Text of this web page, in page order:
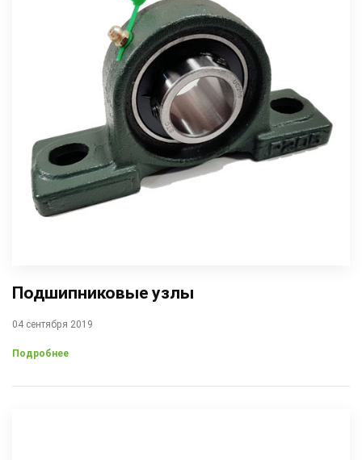
Подшипниковые узлы
04 сентября 2019
Подробнее